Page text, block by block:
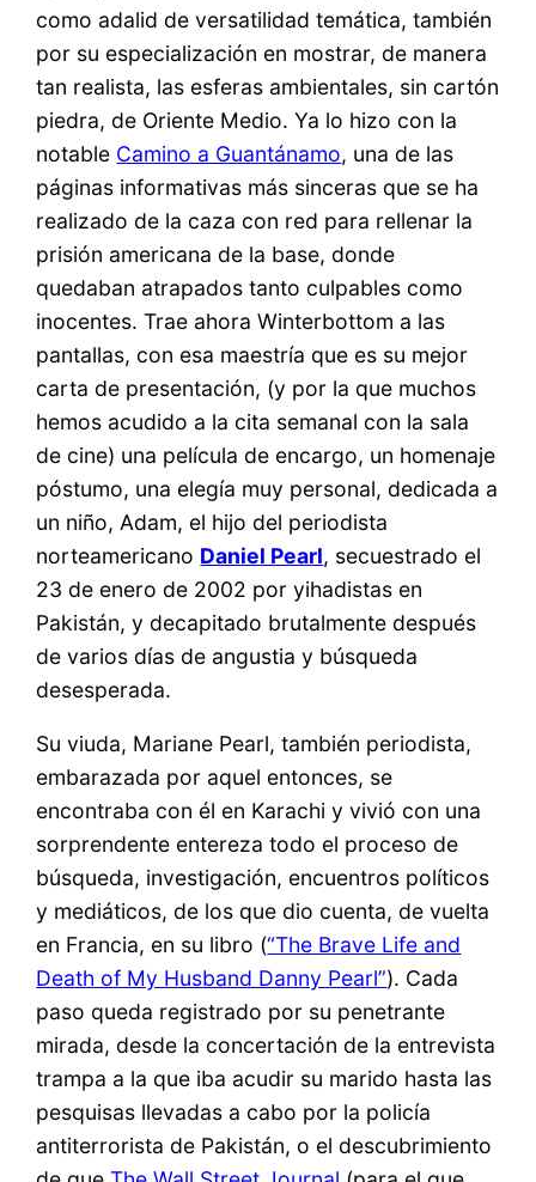
como adalid de versatilidad temática, también
por su especialización en mostrar, de manera
tan realista, las esferas ambientales, sin cartón
piedra, de Oriente Medio. Ya lo hizo con la
notable Camino a Guantánamo, una de las
páginas informativas más sinceras que se ha
realizado de la caza con red para rellenar la
prisión americana de la base, donde
quedaban atrapados tanto culpables como
inocentes. Trae ahora Winterbottom a las
pantallas, con esa maestría que es su mejor
carta de presentación, (y por la que muchos
hemos acudido a la cita semanal con la sala
de cine) una película de encargo, un homenaje
póstumo, una elegía muy personal, dedicada a
un niño, Adam, el hijo del periodista
norteamericano Daniel Pearl, secuestrado el
23 de enero de 2002 por yihadistas en
Pakistán, y decapitado brutalmente después
de varios días de angustia y búsqueda
desesperada.
Su viuda, Mariane Pearl, también periodista,
embarazada por aquel entonces, se
encontraba con él en Karachi y vivió con una
sorprendente entereza todo el proceso de
búsqueda, investigación, encuentros políticos
y mediáticos, de los que dio cuenta, de vuelta
en Francia, en su libro (“The Brave Life and
Death of My Husband Danny Pearl”). Cada
paso queda registrado por su penetrante
mirada, desde la concertación de la entrevista
trampa a la que iba acudir su marido hasta las
pesquisas llevadas a cabo por la policía
antiterrorista de Pakistán, o el descubrimiento